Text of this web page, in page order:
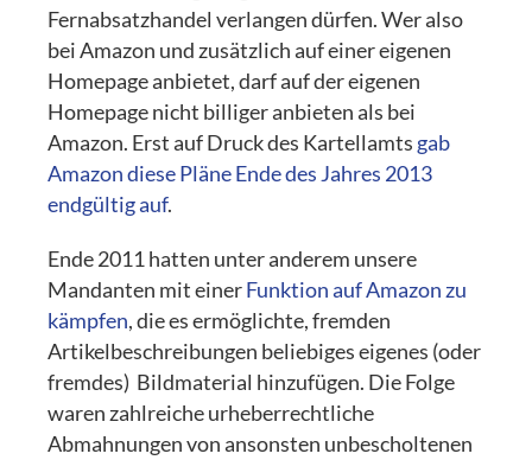
Fernabsatzhandel verlangen dürfen. Wer also
bei Amazon und zusätzlich auf einer eigenen
Homepage anbietet, darf auf der eigenen
Homepage nicht billiger anbieten als bei
Amazon. Erst auf Druck des Kartellamts gab
Amazon diese Pläne Ende des Jahres 2013
endgültig auf.
Ende 2011 hatten unter anderem unsere
Mandanten mit einerFunktion auf Amazon zu
kämpfen, die es ermöglichte, fremden
Artikelbeschreibungen beliebiges eigenes (oder
fremdes) Bildmaterial hinzufügen. Die Folge
waren zahlreiche urheberrechtliche
Abmahnungen von ansonsten unbescholtenen